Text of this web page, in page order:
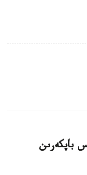
باپكەرىن